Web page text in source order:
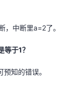
，中断里a=2了。
于1？
知的错误。